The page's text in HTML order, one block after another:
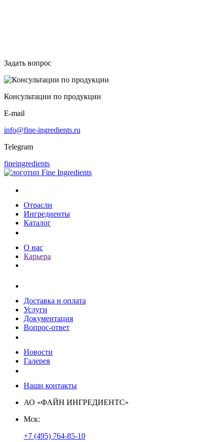
Задать вопрос
Консультации по продукции
E-mail
info@fine-ingredients.ru
Telegram
fineingredients
Отрасли
Ингредиенты
Каталог
О нас
Карьера
Доставка и оплата
Услуги
Документация
Вопрос-ответ
Новости
Галерея
Наши контакты
АО «ФАЙН ИНГРЕДИЕНТС»
Мск:
+7 (495) 764-85-10